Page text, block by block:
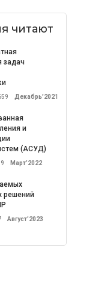
читают
задач
Декабрь’2021
и
(АСУД)
Март’2022
решений
Август’2023